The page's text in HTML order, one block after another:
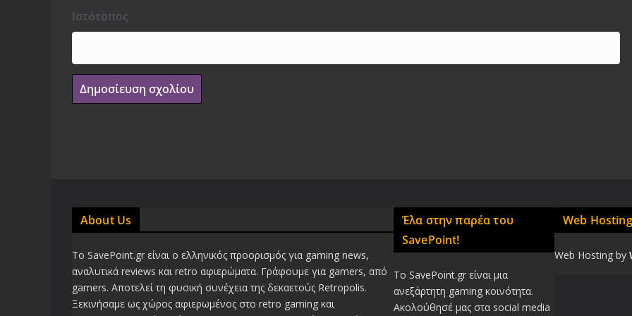
Ιστότοπος
About Us
Το SavePoint.gr είναι ο ελληνικός προορισμός για gaming news,
αναλυτικά reviews και retro αφιερώματα. Γράφουμε για gamers, από
gamers. Αποτελεί τη φυσική συνέχεια της δεκαετούς Retropolis.
Ξεκινήσαμε ως χώρος αφιερωμένος στο retro gaming και
Έλα στην παρέα του
SavePoint!
Το SavePoint.gr είναι μια
ανεξάρτητη gaming κοινότητα.
Ακολούθησέ μας στα social media
Web Hosting
Web Hosting by